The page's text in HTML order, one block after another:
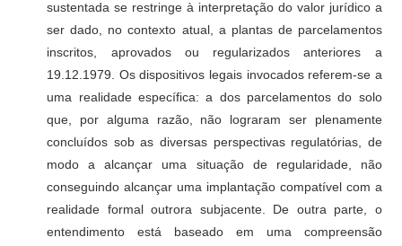
sustentada se restringe à interpretação do valor jurídico a
ser dado, no contexto atual, a plantas de parcelamentos
inscritos, aprovados ou regularizados anteriores a
19.12.1979. Os dispositivos legais invocados referem-se a
uma realidade específica: a dos parcelamentos do solo
que, por alguma razão, não lograram ser plenamente
concluídos sob as diversas perspectivas regulatórias, de
modo a alcançar uma situação de regularidade, não
conseguindo alcançar uma implantação compatível com a
realidade formal outrora subjacente. De outra parte, o
entendimento está baseado em uma compreensão